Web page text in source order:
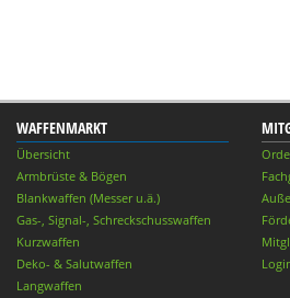
WAFFENMARKT
Übersicht
Armbrüste & Bögen
Blankwaffen (Messer u.ä.)
Gas-, Signal-, Schreckschusswaffen
Kurzwaffen
Deko- & Salutwaffen
Langwaffen